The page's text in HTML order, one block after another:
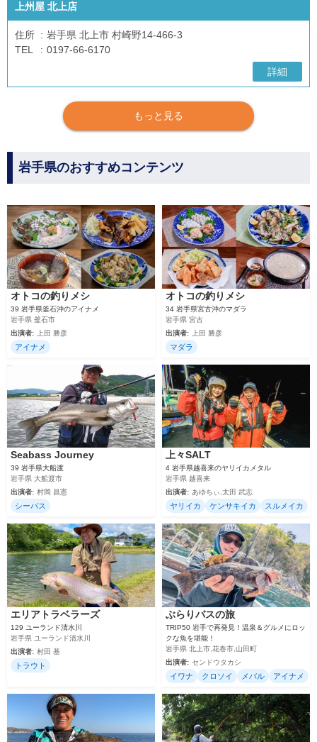
上州屋 北上店
住所
岩手県 北上市 村崎野14-466-3
TEL
0197-66-6170
詳細
もっと見る
岩手県のおすすめコンテンツ
オトコの釣りメシ
39 岩手県釜石沖のアイナメ
岩手県 釜石市
出演者:
上田 勝彦
アイナメ
オトコの釣りメシ
34 岩手県宮古沖のマダラ
岩手県 宮古
出演者:
上田 勝彦
マダラ
Seabass Journey
39 岩手県大船渡
岩手県 大船渡市
出演者: 村岡 昌憲
シーバス
上々SALT
4 岩手県越喜来のヤリイカメタル
岩手県 越喜来
出演者: あゆちぃ,太田 武志
ヤリイカ ケンサキイカ スルメイカ
エリアトラベラーズ
129 ユーランド清水川
岩手県 ユーランド清水川
出演者: 村田 基
トラウト
ぶらりバスの旅
TRIP50 岩手で再発見！温泉＆グルメにロッ
クな魚を堪能！
岩手県 北上市,花巻市,山田町
出演者: センドウタカシ
イワナ クロソイ メバル アイナメ